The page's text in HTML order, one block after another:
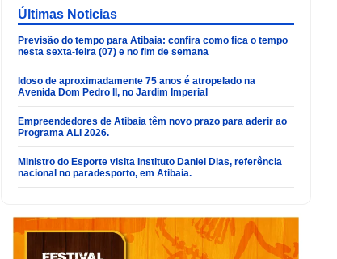
Últimas Noticias
Previsão do tempo para Atibaia: confira como fica o tempo
nesta sexta-feira (07) e no fim de semana
Idoso de aproximadamente 75 anos é atropelado na
Avenida Dom Pedro II, no Jardim Imperial
Empreendedores de Atibaia têm novo prazo para aderir ao
Programa ALI 2026.
Ministro do Esporte visita Instituto Daniel Dias, referência
nacional no paradesporto, em Atibaia.